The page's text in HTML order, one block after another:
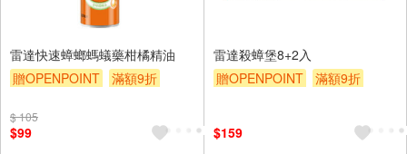
雷達快速蟑螂螞蟻藥柑橘精油
贈OPENPOINT
滿額9折
$ 105
$99
雷達殺蟑堡8+2入
贈OPENPOINT
滿額9折
$159